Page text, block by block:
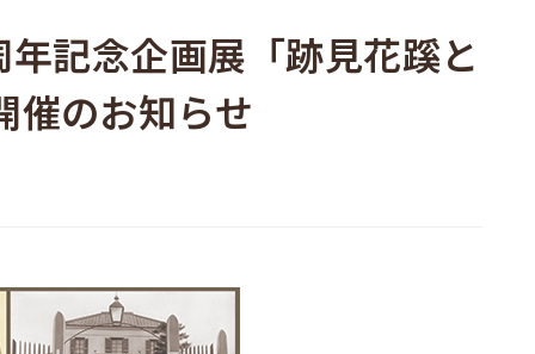
記念企画展「跡見花蹊と
のお知らせ